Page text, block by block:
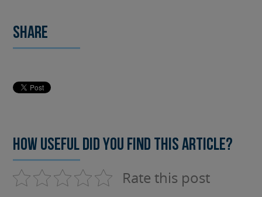
Share
How useful did you find this article?
Rate this post